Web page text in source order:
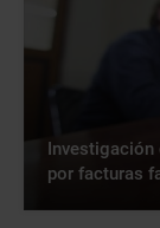
Investigación
por facturas